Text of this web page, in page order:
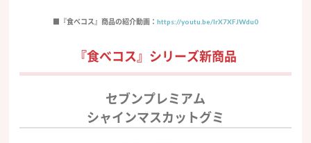
■『食べコス』商品の紹介動画： https://youtu.be/IrX7XFJWdu0
『食べコス』シリーズ新商品
セブンプレミアム
シャインマスカットグミ